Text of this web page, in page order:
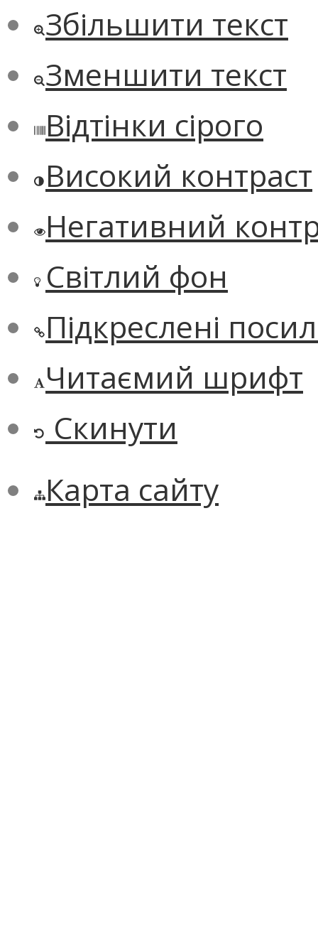
Збільшити текст
Зменшити текст
Відтінки сірого
Високий контраст
Негативний
Світлий фон
Підкреслені
Читаємий шрифт
Скинути
Карта сайту